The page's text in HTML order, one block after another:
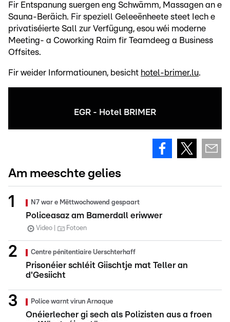
Fir Entspanung suergen eng Schwämm, Massagen an e
Sauna-Beräich. Fir speziell Geleeënheete steet Iech e
privatiséierte Sall zur Verfügung, esou wéi moderne
Meeting- a Coworking Raim fir Teamdeeg a Business
Offsites.
Fir weider Informatiounen, besicht hotel-brimer.lu.
EGR - Hotel BRIMER
Am meeschte gelies
N7 war e Mëttwochowend gespaart
Policeasaz am Bamerdall eriwwer
Video Fotoen
Centre pénitentiaire Uerschterhaff
Prisonéier schléit Giischtje mat Teller an
d'Gesiicht
Police warnt virun Arnaque
Onéierlecher gi sech als Polizisten aus a froen